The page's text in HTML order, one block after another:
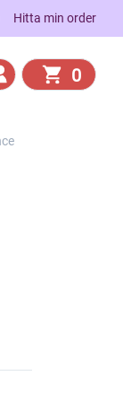
Hitta min order
0